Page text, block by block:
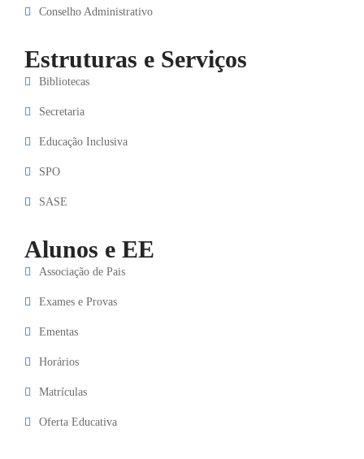
Conselho Administrativo
Estruturas e Serviços
Bibliotecas
Secretaria
Educação Inclusiva
SPO
SASE
Alunos e EE
Associação de Pais
Exames e Provas
Ementas
Horários
Matrículas
Oferta Educativa